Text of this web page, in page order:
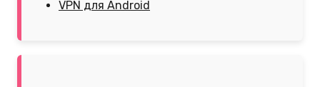
VPN для Android